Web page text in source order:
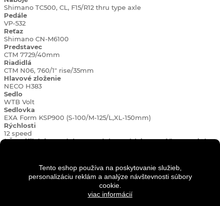
Tento eshop používa na poskytovanie služieb,
personalizáciu reklám a analýze návštevnosti súbory
cookie.
viac informácií
Shimano TC500, CL, F15/R12 thru type axle
Pedále
VP-532
Reťaz
Shimano CN-M6100
Predstavec
CTM 7729/40mm
Riadidlá
CTM N06, 760/1" rise/35mm
Hlavové zloženie
NECO H383
Sedlo
WTB Volt
Sedlovka
EXA Form KSP900 (S-100/M-125/L,XL-150mm)
Rýchlosti
12 speed
* Špecifikácia produktu, produkty a údaje sa môžu zmeniť bez
Geometria: